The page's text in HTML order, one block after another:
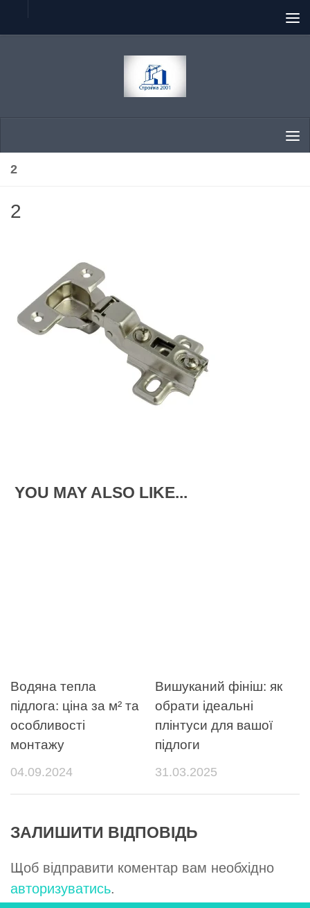
Skip to content
2
2
YOU MAY ALSO LIKE...
Водяна тепла
підлога: ціна за м² та
особливості
монтажу
04.09.2024
Вишуканий фініш: як
обрати ідеальні
плінтуси для вашої
підлоги
31.03.2025
ЗАЛИШИТИ ВІДПОВІДЬ
Щоб відправити коментар вам необхідно
авторизуватись.